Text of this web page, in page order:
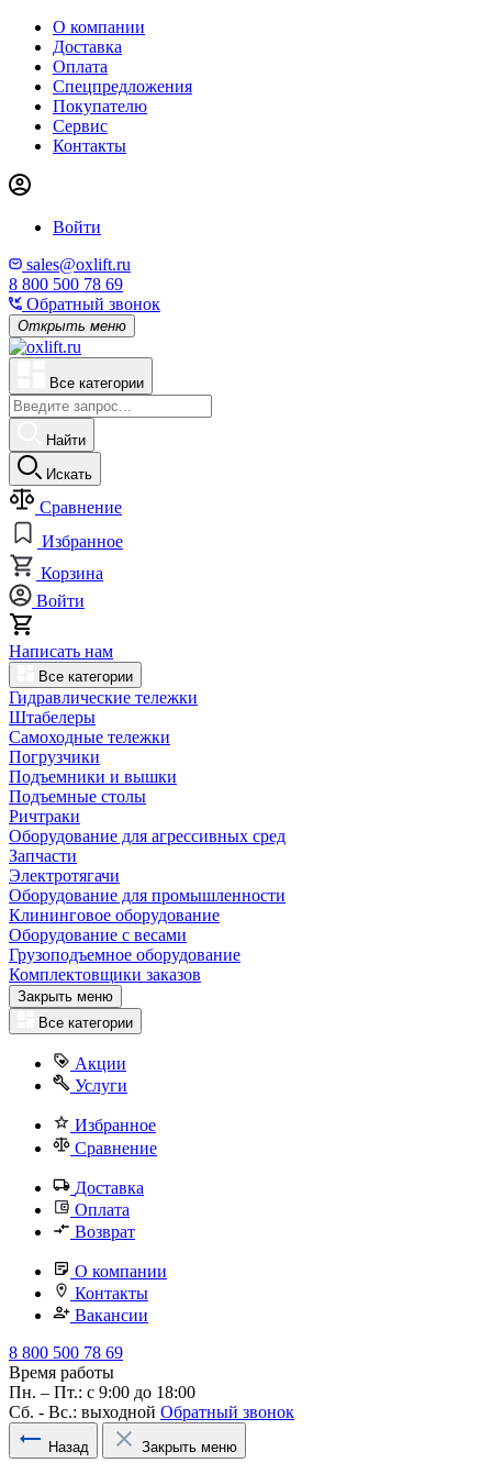
О компании
Доставка
Оплата
Спецпредложения
Покупателю
Сервис
Контакты
Войти
sales@oxlift.ru
8 800 500 78 69
Обратный звонок
Открыть меню
Все категории
Найти
Искать
Сравнение
Избранное
Корзина
Войти
Написать нам
Все категории
Гидравлические тележки
Штабелеры
Самоходные тележки
Погрузчики
Подъемники и вышки
Подъемные столы
Ричтраки
Оборудование для агрессивных сред
Запчасти
Электротягачи
Оборудование для промышленности
Клининговое оборудование
Оборудование с весами
Грузоподъемное оборудование
Комплектовщики заказов
Закрыть меню
Все категории
Акции
Услуги
Избранное
Сравнение
Доставка
Оплата
Возврат
О компании
Контакты
Вакансии
8 800 500 78 69
Время работы
Пн. – Пт.: с 9:00 до 18:00
Сб. - Вс.: выходной Обратный звонок
Назад Закрыть меню